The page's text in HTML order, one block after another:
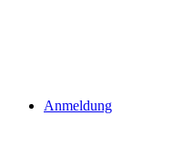
Anmeldung